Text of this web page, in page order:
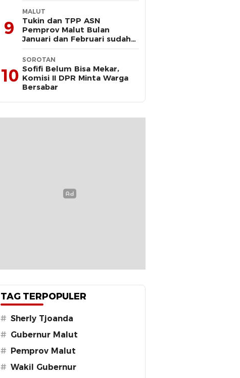
9
MALUT
Tukin dan TPP ASN
Pemprov Malut Bulan
Januari dan Februari sudah
Diteken Gubernur
10
SOROTAN
Sofifi Belum Bisa Mekar,
Komisi II DPR Minta Warga
Bersabar
TAG TERPOPULER
# Sherly Tjoanda
# Gubernur Malut
#
Pemprov Malut
# Wakil Gubernur